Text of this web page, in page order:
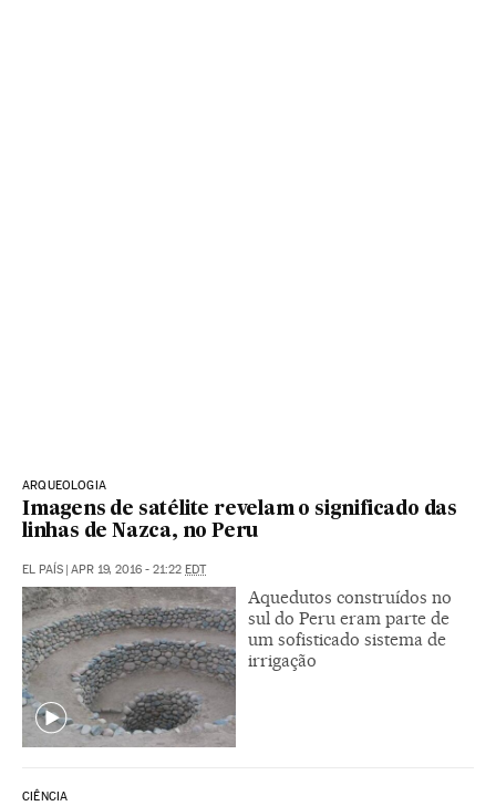
ARQUEOLOGIA
Imagens de satélite revelam o significado das
linhas de Nazca, no Peru
EL PAÍS | APR 19, 2016 - 21:22 EDT
Aquedutos construídos no
sul do Peru eram parte de
um sofisticado sistema de
irrigação
CIÊNCIA